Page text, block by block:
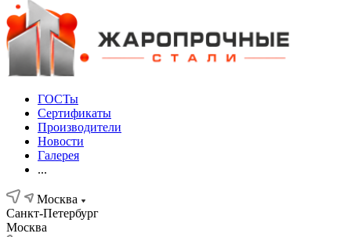
ГОСТы
Сертификаты
Производители
Новости
Галерея
...
Москва
Санкт-Петербург
Москва